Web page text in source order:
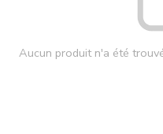
Aucun produit n'a été